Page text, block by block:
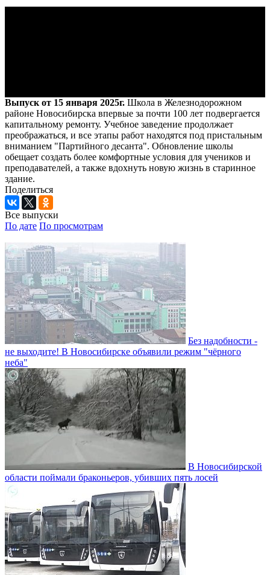
Выпуск от 15 января 2025г. Школа в Железнодорожном
районе Новосибирска впервые за почти 100 лет подвергается
капитальному ремонту. Учебное заведение продолжает
преображаться, и все этапы работ находятся под пристальным
вниманием "Партийного десанта". Обновление школы
обещает создать более комфортные условия для учеников и
преподавателей, а также вдохнуть новую жизнь в старинное
здание.
Поделиться
Все выпуски
По дате По просмотрам
Без надобности -
не выходите! В Новосибирске объявили режим "чёрного
неба"
В Новосибирской
области поймали браконьеров, убивших пять лосей